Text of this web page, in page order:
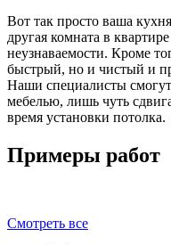
Вот так просто ваша
другая комната в
неузнаваемости. Кроме
быстрый, но и чистый и
Наши специалисты
мебелью, лишь чуть
время установки потолка.
Примеры работ
Смотреть все